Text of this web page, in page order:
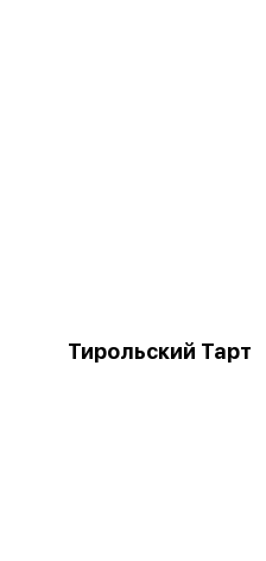
Тирольский Тарт